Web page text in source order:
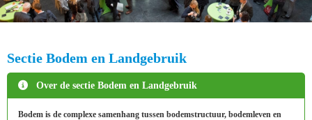
Sectie Bodem en Landgebruik
Over de sectie Bodem en Landgebruik
Bodem is de complexe samenhang tussen bodemstructuur, bodemleven en